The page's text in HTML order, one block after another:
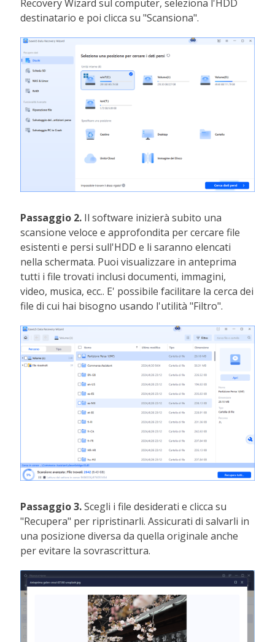
Recovery Wizard sul computer, seleziona l'HDD
destinatario e poi clicca su "Scansiona".
Passaggio 2. Il software inizierà subito una
scansione veloce e approfondita per cercare file
esistenti e persi sull'HDD e li saranno elencati
nella schermata. Puoi visualizzare in anteprima
tutti i file trovati inclusi documenti, immagini,
video, musica, ecc.. E' possibile facilitare la cerca dei
file di cui hai bisogno usando l'utilità "Filtro".
Passaggio 3.Scegli i file desiderati e clicca su
"Recupera" per ripristinarli. Assicurati di salvarli in
una posizione diversa da quella originale anche
per evitare la sovrascrittura.